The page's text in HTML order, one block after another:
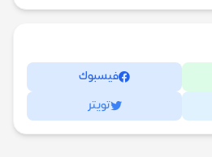
فيسبوك
تويتر